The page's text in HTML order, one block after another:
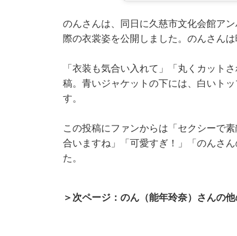
のんさんは、同日に久慈市文化会館ア
際の衣裳姿を公開しました。のんさん
「衣装も気合い入れて」「丸くカット
稿。青いジャケットの下には、白いト
す。
この投稿にファンからは「セクシーで
合いますね」「可愛すぎ！」「のんさ
た。
＞次ページ：のん（能年玲奈）さんの